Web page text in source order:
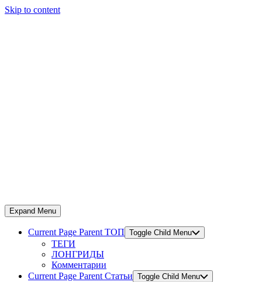
Skip to content
Expand Menu
Current Page Parent ТОП Toggle Child Menu
ТЕГИ
ЛОНГРИДЫ
Комментарии
Current Page Parent Статьи Toggle Child Menu